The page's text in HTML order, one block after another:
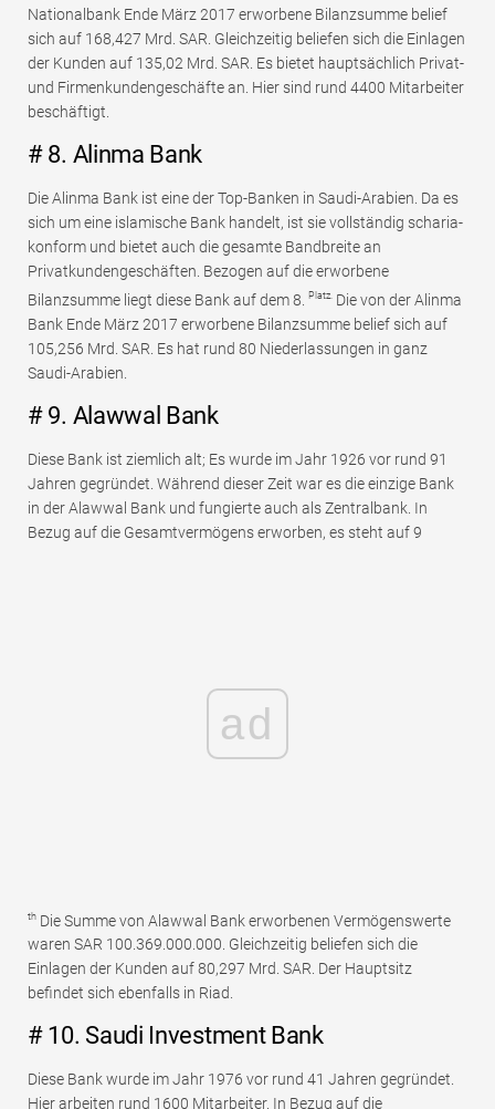
Nationalbank Ende März 2017 erworbene Bilanzsumme belief
sich auf 168,427 Mrd. SAR. Gleichzeitig beliefen sich die Einlagen
der Kunden auf 135,02 Mrd. SAR. Es bietet hauptsächlich Privat-
und Firmenkundengeschäfte an. Hier sind rund 4400 Mitarbeiter
beschäftigt.
# 8. Alinma Bank
Die Alinma Bank ist eine der Top-Banken in Saudi-Arabien. Da es
sich um eine islamische Bank handelt, ist sie vollständig scharia-
konform und bietet auch die gesamte Bandbreite an
Privatkundengeschäften. Bezogen auf die erworbene
Bilanzsumme liegt diese Bank auf dem 8.
Platz. Die von der Alinma
Bank Ende März 2017 erworbene Bilanzsumme belief sich auf
105,256 Mrd. SAR. Es hat rund 80 Niederlassungen in ganz
Saudi-Arabien.
# 9. Alawwal Bank
Diese Bank ist ziemlich alt; Es wurde im Jahr 1926 vor rund 91
Jahren gegründet. Während dieser Zeit war es die einzige Bank
in der Alawwal Bank und fungierte auch als Zentralbank. In
Bezug auf die Gesamtvermögens erworben, es steht auf 9
ad
th Die Summe von Alawwal Bank erworbenen Vermögenswerte
waren SAR 100.369.000.000. Gleichzeitig beliefen sich die
Einlagen der Kunden auf 80,297 Mrd. SAR. Der Hauptsitz
befindet sich ebenfalls in Riad.
# 10. Saudi Investment Bank
Diese Bank wurde im Jahr 1976 vor rund 41 Jahren gegründet.
Hier arbeiten rund 1600 Mitarbeiter. In Bezug auf die